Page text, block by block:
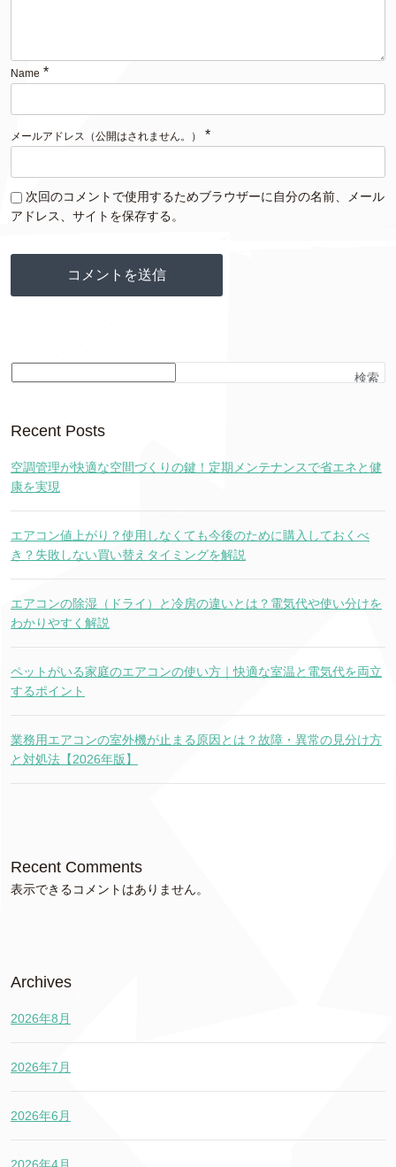
Name *
メールアドレス（公開はされません。） *
次回のコメントで使用するためブラウザーに自分の名前、メール
アドレス、サイトを保存する。
検索
Recent Posts
空調管理が快適な空間づくりの鍵！定期メンテナンスで省エネと健
康を実現
エアコン値上がり？使用しなくても今後のために購入しておくべ
き？失敗しない買い替えタイミングを解説
エアコンの除湿（ドライ）と冷房の違いとは？電気代や使い分けを
わかりやすく解説
ペットがいる家庭のエアコンの使い方｜快適な室温と電気代を両立
するポイント
業務用エアコンの室外機が止まる原因とは？故障・異常の見分け方
と対処法【2026年版】
Recent Comments
表示できるコメントはありません。
Archives
2026年8月
2026年7月
2026年6月